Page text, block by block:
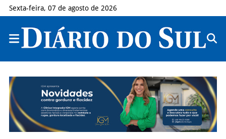
Sexta-feira, 07 de agosto de 2026